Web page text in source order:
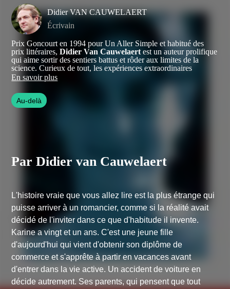
Didier VAN CAUWELAERT
Écrivain
Prix Goncourt en 1994 pourUn Aller Simple et habitué des
prix littéraires,Didier Van Cauwelaert est un auteur prolifique
qui aime sortir des sentiers battus et rôder aux limites de la
science. Curieux de tout, les expériences extraordinaires
l’inspirent et ses romans abordent les thèmes des expériences de
mort imminente, des sorties hors du corps, des rêves, du
magnétisme ou encore du chamanisme. Didier van Cauwelaert
a également travaillé pour le cinéma en tant que scénariste, et a
réalisé deux films.
En savoir plus
Au-delà
Par Didier van Cauwelaert
L'histoire vraie que vous allez lire est la plus étrange qui
puisse arriver à un romancier, comme si la réalité avait
décidé de l'inviter dans ce que d'habitude il invente.
Karine a vingt et un ans. C'est une jeune fille
d'aujourd'hui qui vient d'obtenir son diplôme de
commerce et s'apprête à partir en vacances avant
d'entrer dans la vie active. Un accident de voiture en
décide autrement. Ses parents, qui pensent que tout